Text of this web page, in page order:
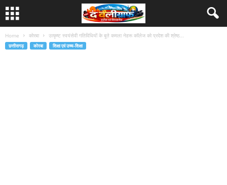
Home कोरबा उत्कृष्ट स्वयंसेवी गतिविधियों के बूते कमला नेहरू कॉलेज को प्रदेश की श्रेष्ठ...
छत्तीसगढ़ कोरबा शिक्षा एवं उच्च-शिक्षा